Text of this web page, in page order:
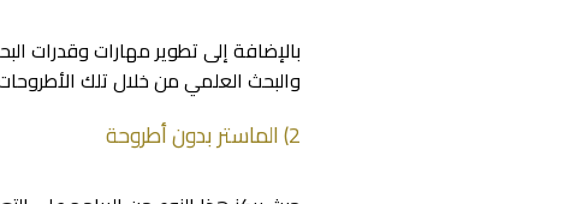
بالإضافة إلى تطوير مهارات وقدرات
والبحث العلمي من خلال تلك
2) الماستر بدون أطروحة